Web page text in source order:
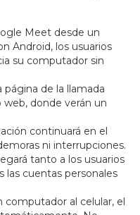
Meet desde un
Android, los usuarios
su computador sin
página de la llamada
web, donde verán un
continuará en el
ni interrupciones.
tanto a los usuarios
las cuentas personales
computador al celular, el